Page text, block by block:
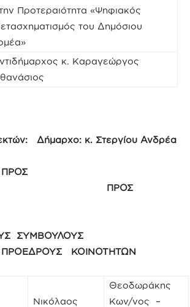
Προτεραιότητα «Ψηφιακός
του Δημόσιου
κ. Καραγεώργος
Δήμαρχο: κ. Στεργίου Ανδρέα
ΠΡΟΣ
ΣΥΜΒΟΥΛΟΥΣ
ΚΟΙΝΟΤΗΤΩΝ
Νικόλαος
Θεοδωράκης
Κων/νος –